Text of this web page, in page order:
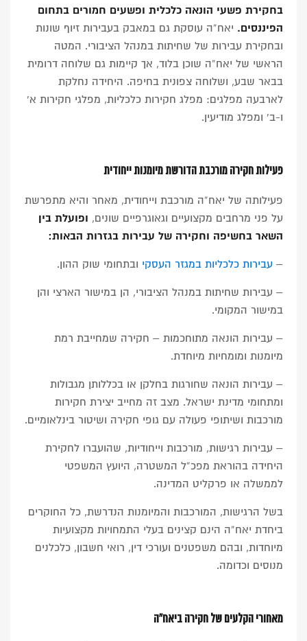
בחקירת פשעי הונאה כלכלית ופשעים חמורים בתחום
הפיננסים. יאח”ה עוסקת גם במאבק בעבירות זיוף שונות
ובחקירת עבירות של שחיתות במנהל הציבורי. המטה
הראשי של יאח”ה שוכן בלוד, אך קיימות גם שלוחה דרומית
בבאר שבע, ושלוחה צפונית בחיפה. היחידה נחלקת
לארבעה מפלגים: מפלג חקירות כלכליות, מפלגי חקירות א’
ו-ב’ ומפלג מודיעין.
פעילות חקירה מורכבת הדורשת מיומנות ייחודית
פעילותה של יאח”ה מורכבת וייחודית, מאחר והיא מתפרשת
על פני מרחבים מקצועיים וגאוגרפיים שונים, ופועלת בין
השאר בחשיפה וחקירה של עבירות בגזרות הבאות:
– עבירות כלכליות במגזר העסקי ובתחומי שוק ההון.
– עבירות שחיתות במנהל הציבורי, הן במישור הארצי והן
במישור המקומי.
– עבירות הונאה מתוחכמות – חקירה שמחייבת רמת
מיומנות ומומחיות מיוחדת.
– עבירות הונאה שחורגות בחלקן או בכללותן מגבולות
ומתחומי מדינת ישראל. מצב זה מחייב יצירת חקירות
מורכבות ושיתופי פעולה עם גופי חקירה ושיטור בינלאומיים.
– עבירות רגישות, מורכבות וייחודיות, שהועברו לחקירת
היחידה בהוראת מפכ”ל המשטרה, היועץ המשפטי
לממשלה או פרקליט המדינה.
בשל הרגישות, המורכבות והמיומנות הנדרשת, כל החוקרים
ביחדת יאח”ה הינם קצינים בעלי התמחויות מקצועיות
מיוחדות, ובהם משפטנים ועורכי דין, רואי חשבון, כלכלנים
מנוסים וכדומה.
מאחורי הקלעים של חקירה ביאח”ה